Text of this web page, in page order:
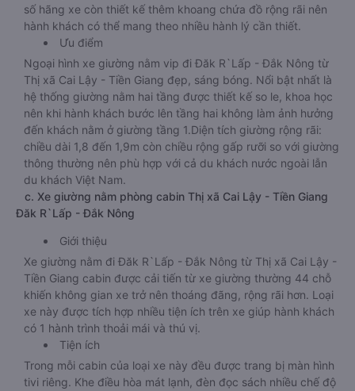
số hãng xe còn thiết kế thêm khoang chứa đồ rộng rãi nên
hành khách có thể mang theo nhiều hành lý cần thiết.
Ưu điểm
Ngoại hình xe giường nằm vip đi Đăk R`Lấp - Đắk Nông từ
Thị xã Cai Lậy - Tiền Giang đẹp, sáng bóng. Nổi bật nhất là
hệ thống giường nằm hai tầng được thiết kế so le, khoa học
nên khi hành khách bước lên tầng hai không làm ảnh hưởng
đến khách nằm ở giường tầng 1.Diện tích giường rộng rãi:
chiều dài 1,8 đến 1,9m còn chiều rộng gấp rưỡi so với giường
thông thường nên phù hợp với cả du khách nước ngoài lẫn
du khách Việt Nam.
c. Xe giường nằm phòng cabin Thị xã Cai Lậy - Tiền Giang
Đăk R`Lấp - Đắk Nông
Giới thiệu
Xe giường nằm đi Đăk R`Lấp - Đắk Nông từ Thị xã Cai Lậy -
Tiền Giang cabin được cải tiến từ xe giường thường 44 chỗ
khiến không gian xe trở nên thoáng đãng, rộng rãi hơn. Loại
xe này được tích hợp nhiều tiện ích trên xe giúp hành khách
có 1 hành trình thoải mái và thú vị.
Tiện ích
Trong mỗi cabin của loại xe này đều được trang bị màn hình
tivi riêng. Khe điều hòa mát lạnh, đèn đọc sách nhiều chế độ